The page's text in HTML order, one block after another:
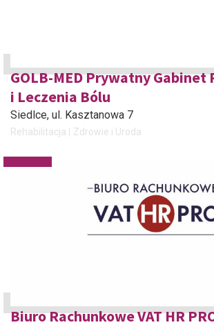
GOLB-MED Prywatny
i Leczenia Bólu
Siedlce, ul. Kasztanowa 7
Rehabilitacja Zdrowie i Uroda
Biuro Rachunkowe VAT HR